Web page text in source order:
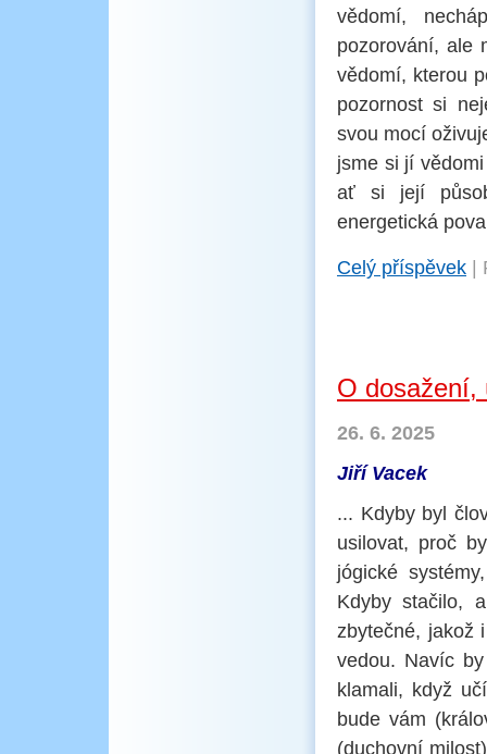
vědomí,
pozorování, ale
vědomí, kterou
pozornost si
svou mocí
jsme si jí
ať si její
energetická
Celý příspěvek
O dosažení,
26. 6. 2025
Jiří Vacek
... Kdyby byl
usilovat, proč
jógické
Kdyby stačilo,
zbytečné, jakož
vedou. Navíc
klamali, když
bude vám
(duchovní